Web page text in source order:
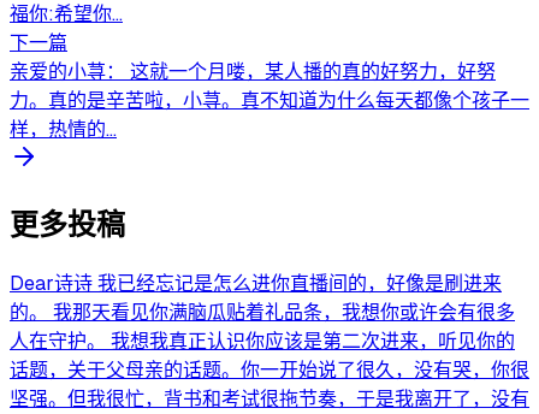
福你:希望你...
下一篇
亲爱的小荨： 这就一个月喽，某人播的真的好努力，好努
力。真的是辛苦啦，小荨。真不知道为什么每天都像个孩子一
样，热情的...
更多投稿
Dear诗诗 我已经忘记是怎么进你直播间的，好像是刷进来
的。 我那天看见你满脑瓜贴着礼品条，我想你或许会有很多
人在守护。 我想我真正认识你应该是第二次进来，听见你的
话题，关于父母亲的话题。你一开始说了很久，没有哭，你很
坚强。但我很忙，背书和考试很拖节奏，于是我离开了，没有